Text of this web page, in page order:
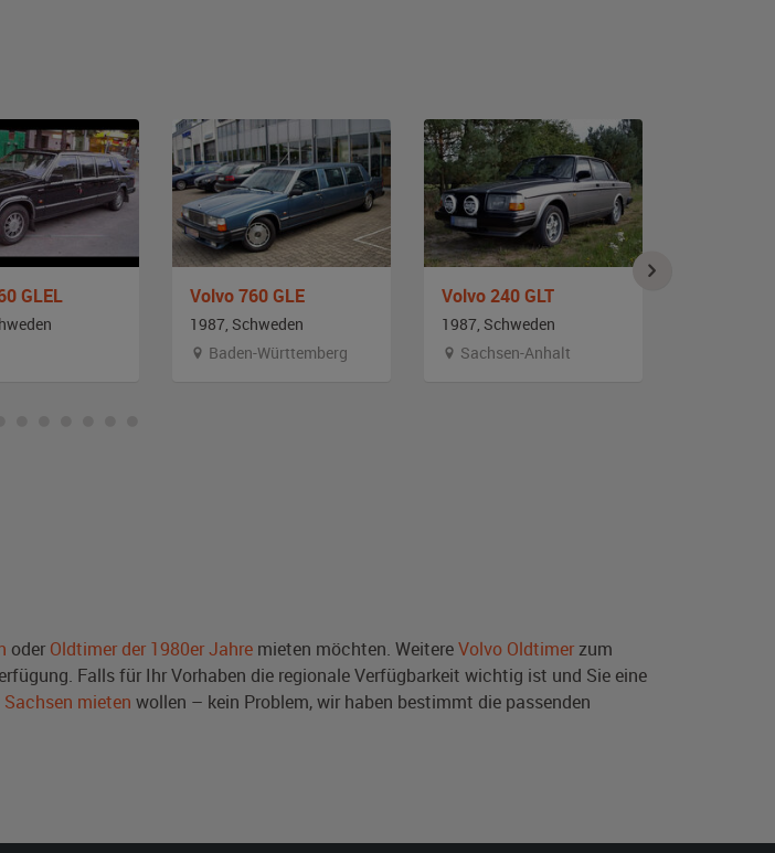
GLEL Volvo 760 GLE
1987, Schweden
Baden-Württemberg
Volvo 240 GLT
1987, Schweden
Sachsen-Anhalt
oder Oldtimer der 1980er Jahre mieten möchten. WeitereVolvo Oldtimer zum
Falls für Ihr Vorhaben die regionale Verfügbarkeit wichtig ist und Sie eine
mieten wollen – kein Problem, wir haben bestimmt die passenden